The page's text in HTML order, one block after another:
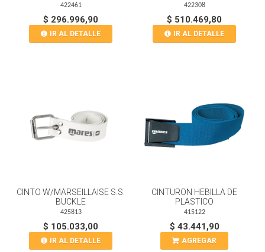
422461
$ 296.996,90
IR AL DETALLE
422308
$ 510.469,80
IR AL DETALLE
CINTO W/MARSEILLAISE S.S.
BUCKLE
425813
$ 105.033,00
IR AL DETALLE
CINTURON HEBILLA DE
PLASTICO
415122
$ 43.441,90
AGREGAR